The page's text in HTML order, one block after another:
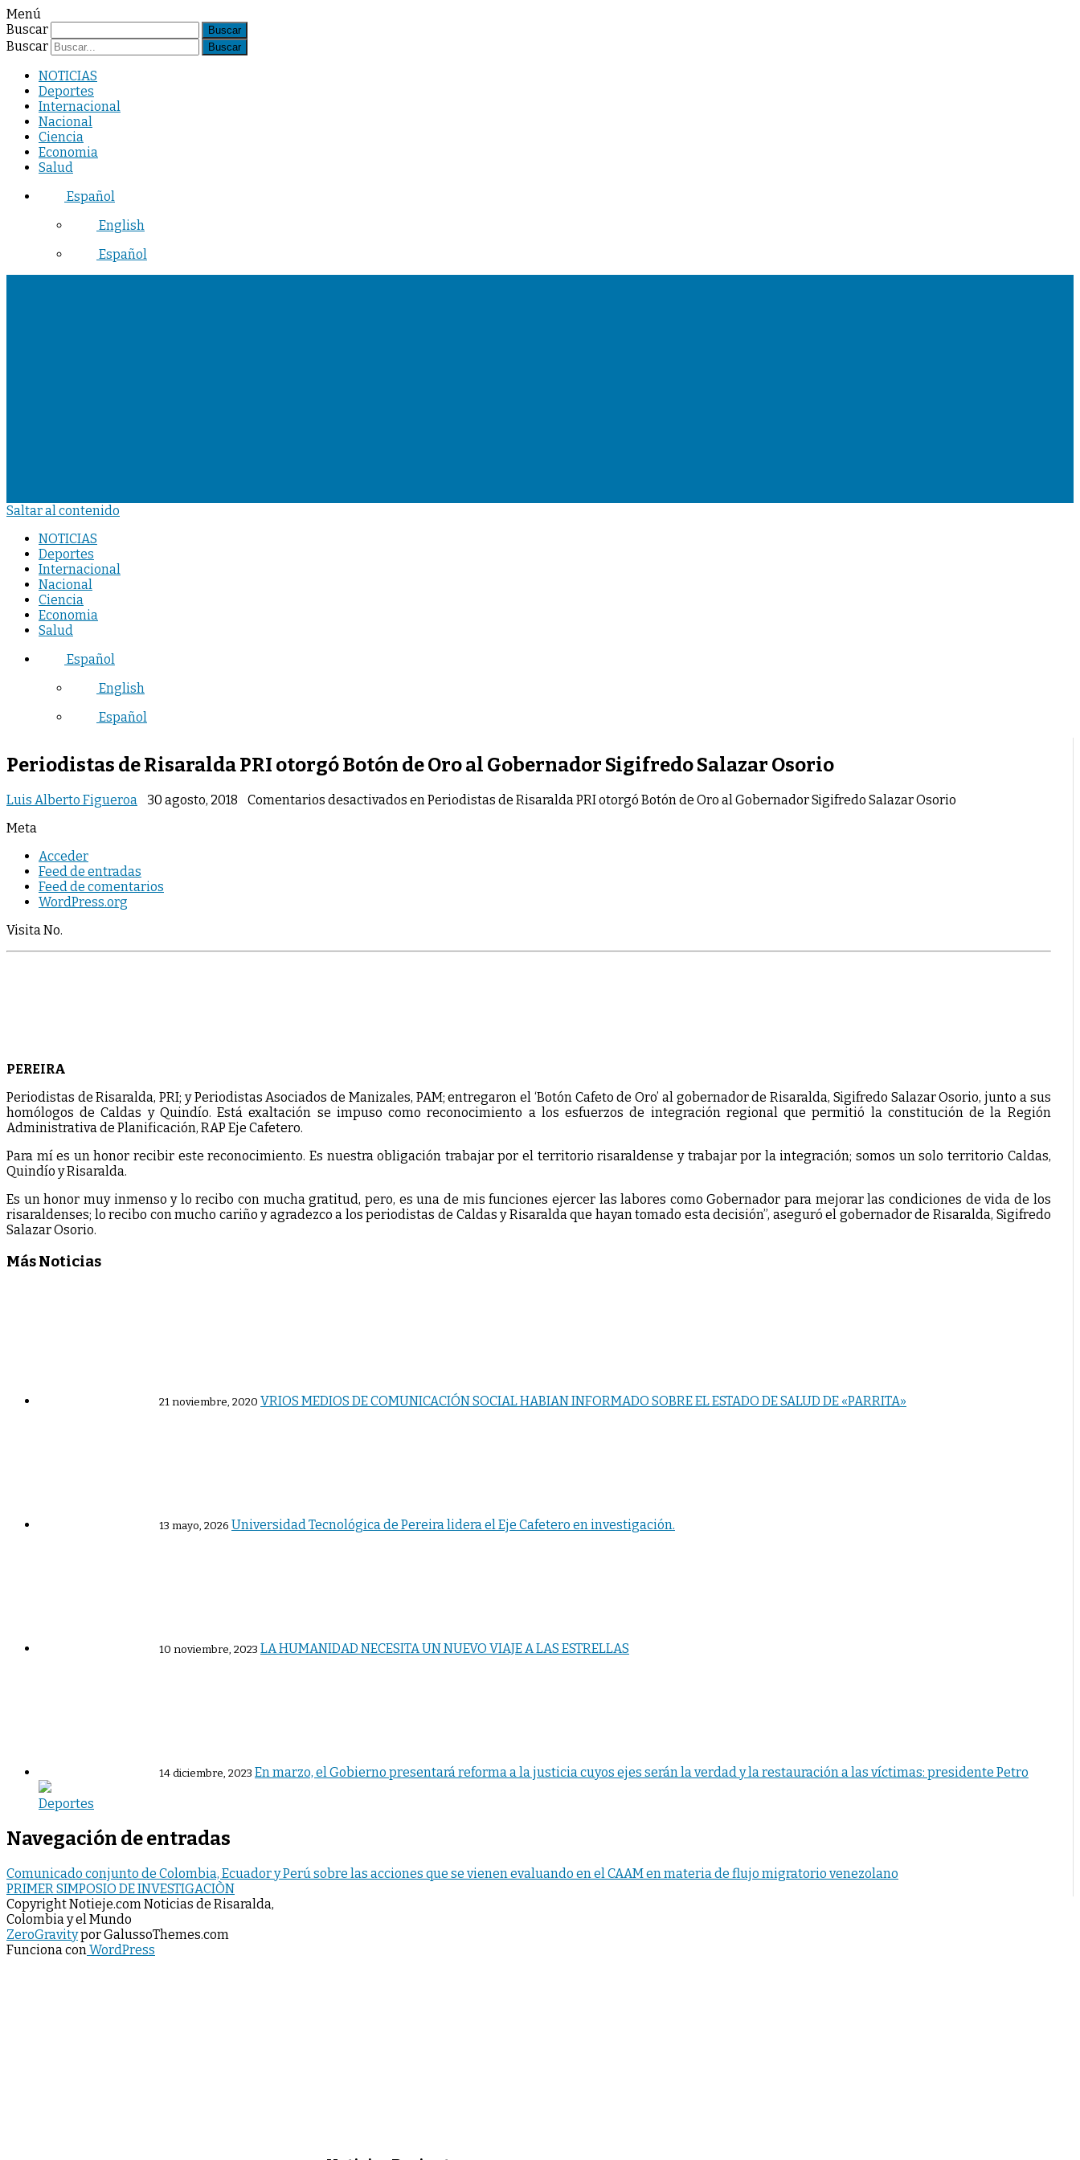
Menú
Buscar
Buscar
NOTICIAS
Deportes
Internacional
Nacional
Ciencia
Economia
Salud
Español
English
Español
Saltar al contenido
NOTICIAS
Deportes
Internacional
Nacional
Ciencia
Economia
Salud
Español
English
Español
Periodistas de Risaralda PRI otorgó Botón de Oro al Gobernador Sigifredo Salazar Osorio
Luis Alberto Figueroa 30 agosto, 2018 Comentarios desactivados en Periodistas de Risaralda PRI otorgó Botón de Oro al Gobernador Sigifredo Salazar Osorio
Meta
Acceder
Feed de entradas
Feed de comentarios
WordPress.org
Visita No.
PEREIRA
Periodistas de Risaralda, PRI; y Periodistas Asociados de Manizales, PAM; entregaron el ‘Botón Cafeto de Oro’ al gobernador de Risaralda, Sigifredo Salazar Osorio, junto a sus
homólogos de Caldas y Quindío. Está exaltación se impuso como reconocimiento a los esfuerzos de integración regional que permitió la constitución de la Región
Administrativa de Planificación, RAP Eje Cafetero.
Para mí es un honor recibir este reconocimiento. Es nuestra obligación trabajar por el territorio risaraldense y trabajar por la integración; somos un solo territorio Caldas,
Quindío y Risaralda.
Es un honor muy inmenso y lo recibo con mucha gratitud, pero, es una de mis funciones ejercer las labores como Gobernador para mejorar las condiciones de vida de los
risaraldenses; lo recibo con mucho cariño y agradezco a los periodistas de Caldas y Risaralda que hayan tomado esta decisión”, aseguró el gobernador de Risaralda, Sigifredo
Salazar Osorio.
Más Noticias
21 noviembre, 2020 VRIOS MEDIOS DE COMUNICACIÓN SOCIAL HABIAN INFORMADO SOBRE EL ESTADO DE SALUD DE «PARRITA»
13 mayo, 2026 Universidad Tecnológica de Pereira lidera el Eje Cafetero en investigación.
10 noviembre, 2023 LA HUMANIDAD NECESITA UN NUEVO VIAJE A LAS ESTRELLAS
14 diciembre, 2023 En marzo, el Gobierno presentará reforma a la justicia cuyos ejes serán la verdad y la restauración a las víctimas: presidente Petro
Deportes
Navegación de entradas
Comunicado conjunto de Colombia, Ecuador y Perú sobre las acciones que se vienen evaluando en el CAAM en materia de flujo migratorio venezolano
PRIMER SIMPOSIO DE INVESTIGACIÒN
Copyright Notieje.com Noticias de Risaralda,
Colombia y el Mundo
ZeroGravitypor GalussoThemes.com
Funciona conWordPress